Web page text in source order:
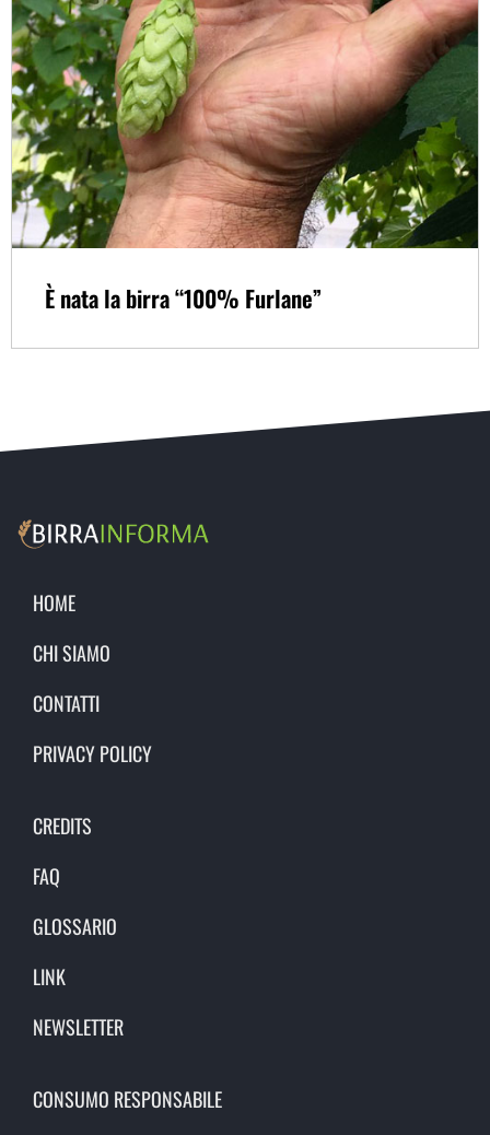
È nata la birra “100% Furlane”
HOME
CHI SIAMO
CONTATTI
PRIVACY POLICY
CREDITS
FAQ
GLOSSARIO
LINK
NEWSLETTER
CONSUMO RESPONSABILE